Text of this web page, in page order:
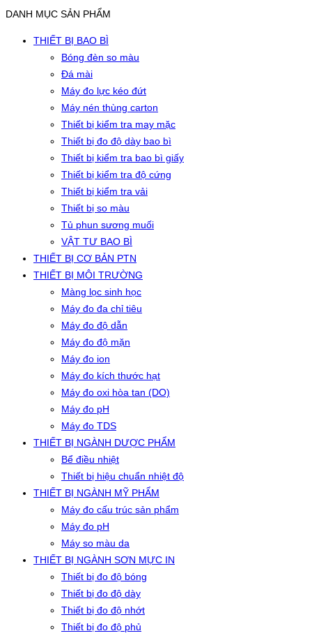
DANH MỤC SẢN PHẨM
THIẾT BỊ BAO BÌ
Bóng đèn so màu
Đá mài
Máy đo lực kéo đứt
Máy nén thùng carton
Thiết bị kiểm tra may mặc
Thiết bị đo độ dày bao bì
Thiết bị kiểm tra bao bì giấy
Thiết bị kiểm tra độ cứng
Thiết bị kiểm tra vải
Thiết bị so màu
Tủ phun sương muối
VẬT TƯ BAO BÌ
THIẾT BỊ CƠ BẢN PTN
THIẾT BỊ MÔI TRƯỜNG
Màng lọc sinh học
Máy đo đa chỉ tiêu
Máy đo độ dẫn
Máy đo độ mặn
Máy đo ion
Máy đo kích thước hạt
Máy đo oxi hòa tan (DO)
Máy đo pH
Máy đo TDS
THIẾT BỊ NGÀNH DƯỢC PHẨM
Bể điều nhiệt
Thiết bị hiệu chuẩn nhiệt độ
THIẾT BỊ NGÀNH MỸ PHẨM
Máy đo cấu trúc sản phẩm
Máy đo pH
Máy so màu da
THIẾT BỊ NGÀNH SƠN MỰC IN
Thiết bị đo độ bóng
Thiết bị đo độ dày
Thiết bị đo độ nhớt
Thiết bị đo độ phủ